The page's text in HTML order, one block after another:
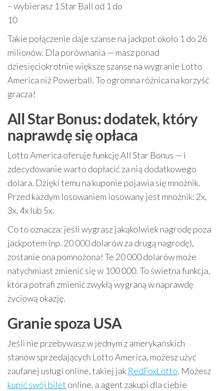
– wybierasz 1 Star Ball od 1 do
10
Takie połączenie daje szanse na jackpot około 1 do 26
milionów. Dla porównania — masz ponad
dziesięciokrotnie większe szanse na wygranie Lotto
America niż Powerball. To ogromna różnica na korzyść
gracza!
All Star Bonus: dodatek, który
naprawdę się opłaca
Lotto America oferuje funkcję All Star Bonus — i
zdecydowanie warto dopłacić za nią dodatkowego
dolara. Dzięki temu na kuponie pojawia się mnożnik.
Przed każdym losowaniem losowany jest mnożnik: 2x,
3x, 4x lub 5x.
Co to oznacza: jeśli wygrasz jakąkolwiek nagrodę poza
jackpotem (np. 20 000 dolarów za drugą nagrodę),
zostanie ona pomnożona! Te 20 000 dolarów może
natychmiast zmienić się w 100 000. To świetna funkcja,
która potrafi zmienić zwykłą wygraną w naprawdę
życiową okazję.
Granie spoza USA
Jeśli nie przebywasz w jednym z amerykańskich
stanów sprzedających Lotto America, możesz użyć
zaufanej usługi online, takiej jak RedFoxLotto. Możesz
kupić swój bilet online, a agent zakupi dla ciebie